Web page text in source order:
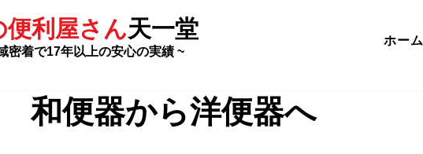
ホーム
便利屋さん天一堂
密着で17年以上の安心の実績 ~
和便器から洋便器へ